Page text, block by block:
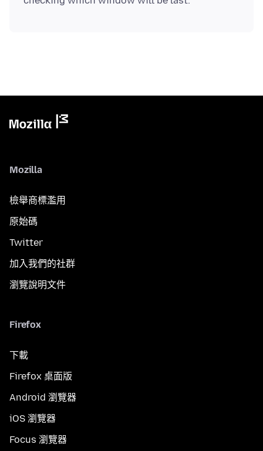
Mozilla
檢舉商標濫用
原始碼
Twitter
加入我們的社群
瀏覽說明文件
Firefox
下載
Firefox 桌面版
Android 瀏覽器
iOS 瀏覽器
Focus 瀏覽器